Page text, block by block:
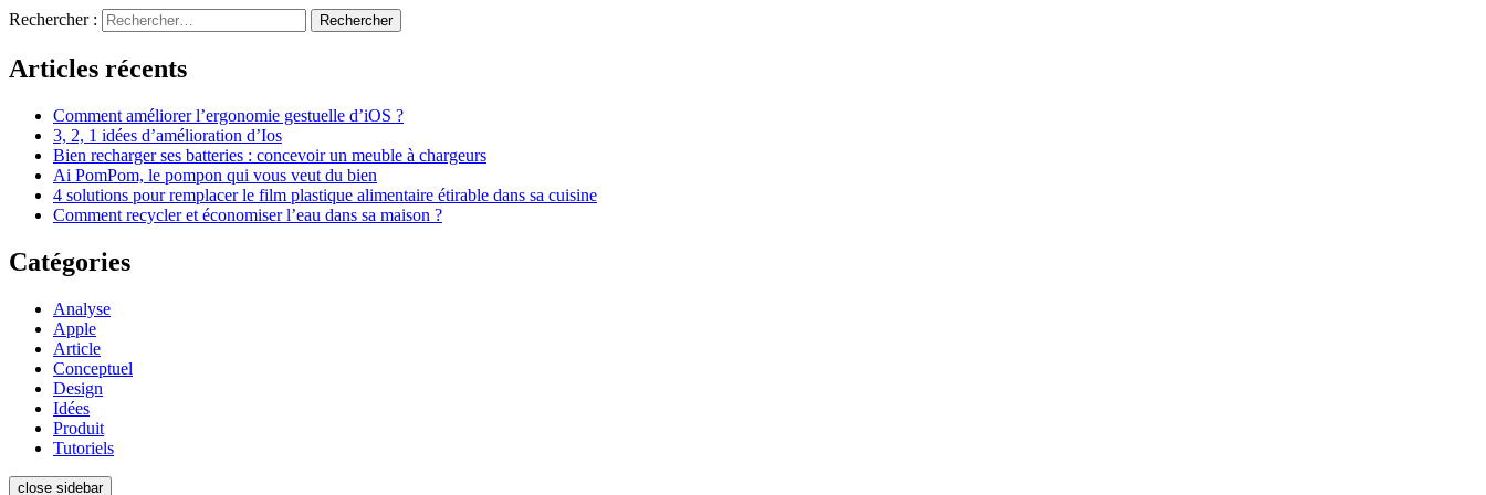
Rechercher :
Articles récents
Comment améliorer l’ergonomie gestuelle d’iOS ?
3, 2, 1 idées d’amélioration d’Ios
Bien recharger ses batteries : concevoir un meuble à chargeurs
Ai PomPom, le pompon qui vous veut du bien
4 solutions pour remplacer le film plastique alimentaire étirable dans sa cuisine
Comment recycler et économiser l’eau dans sa maison ?
Catégories
Analyse
Apple
Article
Conceptuel
Design
Idées
Produit
Tutoriels
close sidebar